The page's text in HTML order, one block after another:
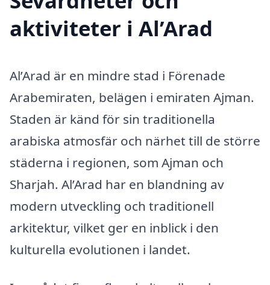
aktiviteter i Al’Arad
Al’Arad är en mindre stad i Förenade
Arabemiraten, belägen i emiraten Ajman.
Staden är känd för sin traditionella
arabiska atmosfär och närhet till de större
städerna i regionen, som Ajman och
Sharjah. Al’Arad har en blandning av
modern utveckling och traditionell
arkitektur, vilket ger en inblick i den
kulturella evolutionen i landet.